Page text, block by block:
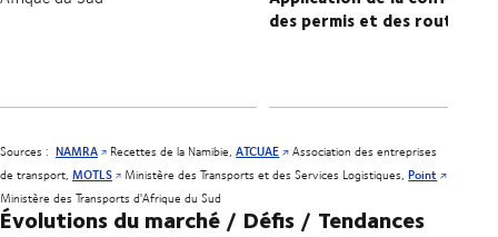
des permis et des routes
Sources : NAMRA Recettes de la Namibie, ATCUAE
Association des entreprises
de transport, MOTLS Ministère des Transports et des Services Logistiques, Point
Ministère des Transports d'Afrique du Sud
Évolutions du marché / Défis / Tendances